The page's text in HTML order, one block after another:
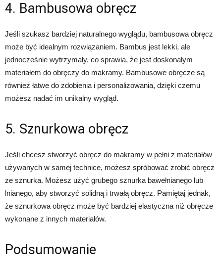
4. Bambusowa obręcz
Jeśli szukasz bardziej naturalnego wyglądu, bambusowa obręcz
może być idealnym rozwiązaniem. Bambus jest lekki, ale
jednocześnie wytrzymały, co sprawia, że jest doskonałym
materiałem do obręczy do makramy. Bambusowe obręcze są
również łatwe do zdobienia i personalizowania, dzięki czemu
możesz nadać im unikalny wygląd.
5. Sznurkowa obręcz
Jeśli chcesz stworzyć obręcz do makramy w pełni z materiałów
używanych w samej technice, możesz spróbować zrobić obręcz
ze sznurka. Możesz użyć grubego sznurka bawełnianego lub
lnianego, aby stworzyć solidną i trwałą obręcz. Pamiętaj jednak,
że sznurkowa obręcz może być bardziej elastyczna niż obręcze
wykonane z innych materiałów.
Podsumowanie